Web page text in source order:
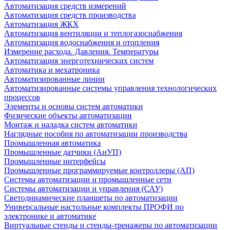
Автоматизация средств измерений
Автоматизация средств производства
Автоматизация ЖКХ
Автоматизация вентиляции и теплогазоснабжения
Автоматизация водоснабжения и отопления
Измерение расхода. Давления. Температуры
Автоматизация энерготехнических систем
Автоматика и мехатроника
Автоматизированные линии
Автоматизированные системы управления технологических
процессов
Элементы и основы систем автоматики
Физические объекты автоматизации
Монтаж и наладка систем автоматики
Наглядные пособия по автоматизации производства
Промышленная автоматика
Промышленные датчики (АиУП)
Промышленные интерфейсы
Промышленные программируемые контроллеры (АП)
Системы автоматизации и промышленные сети
Системы автоматизации и управления (САУ)
Светодинамические планшеты по автоматизации
Универсальные настольные комплекты ПРОФИ по
электронике и автоматике
Виртуальные стенды и стенды-тренажеры по автоматизации